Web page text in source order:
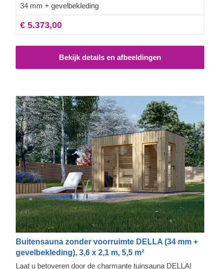
34 mm + gevelbekleding
€ 5.373,00
Bekijk details en afbeeldingen
Buitensauna zonder voorruimte DELLA (34 mm +
gevelbekleding), 3,6 x 2,1 m, 5,5 m²
Laat u betoveren door de charmante tuinsauna DELLA!